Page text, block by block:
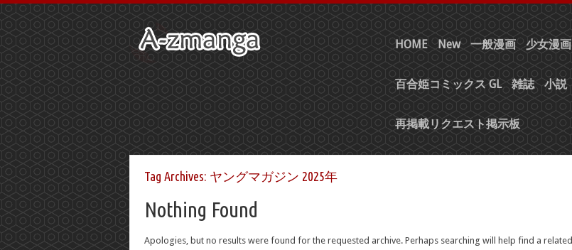
HOME New 一般漫画 少女漫画
百合姫コミックス GL 雑誌 小説
再掲載リクエスト掲示板
Tag Archives: ヤングマガジン 2025年
Nothing Found
Apologies, but no results were found for the requested archive. Perhaps searching will help find a related